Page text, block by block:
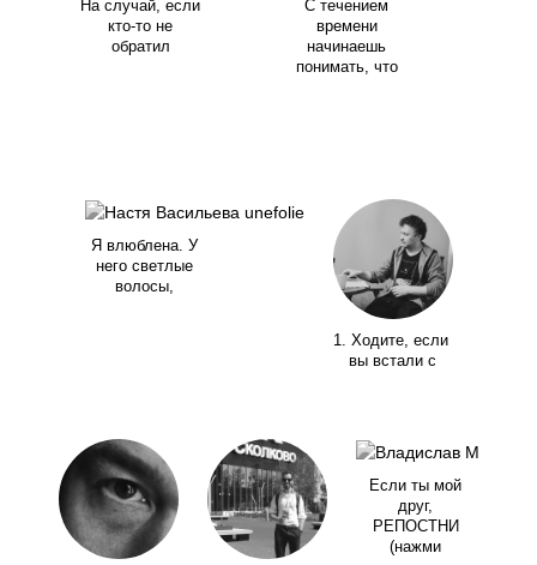
На случай, если
кто-то не
обратил
С течением
времени
начинаешь
понимать, что
Я влюблена. У
него светлые
волосы,
1. Ходите, если
вы встали с
Если ты мой
друг,
РЕПОСТНИ
(нажми